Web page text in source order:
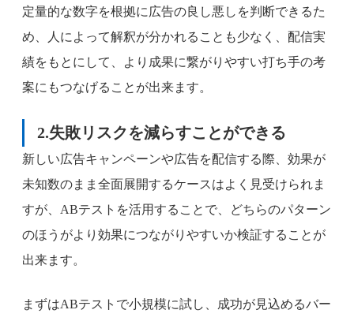
定量的な数字を根拠に広告の良し悪しを判断できるた
め、人によって解釈が分かれることも少なく、配信実
績をもとにして、より成果に繋がりやすい打ち手の考
案にもつなげることが出来ます。
2.失敗リスクを減らすことができる
新しい広告キャンペーンや広告を配信する際、効果が
未知数のまま全面展開するケースはよく見受けられま
すが、ABテストを活用することで、どちらのパターン
のほうがより効果につながりやすいか検証することが
出来ます。
まずはABテストで小規模に試し、成功が見込めるバー